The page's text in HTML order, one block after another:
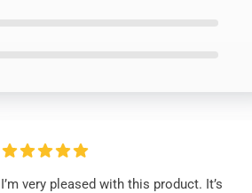
I’m very pleased with this product. It’s